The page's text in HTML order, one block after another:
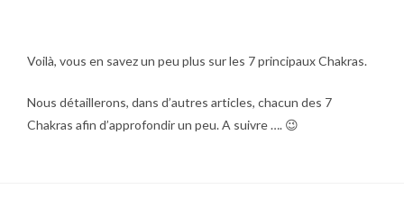
Voilà, vous en savez un peu plus sur les 7 principaux Chakras.
Nous détaillerons, dans d’autres articles, chacun des 7
Chakras afin d’approfondir un peu. A suivre …. 😉